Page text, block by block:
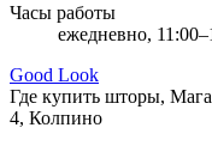
Часы работы
ежедневно,
Good Look
Где купить шторы,
4, Колпино